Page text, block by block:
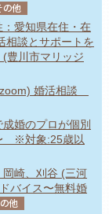
の他
：愛知県在住・在
相談とサポートを
豊川市マリッジ
婚活相談
婚のプロが個別
※対象:25歳以
岡崎、刈谷 (三河
バイス〜無料婚
他